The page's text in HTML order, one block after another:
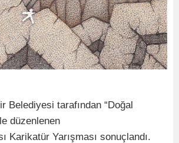
Belediyesi tarafından “Doğal
düzenlenen
Karikatür Yarışması sonuçlandı.